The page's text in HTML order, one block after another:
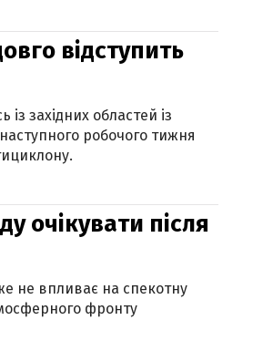
відступить
західних областей із
робочого тижня
очікувати після
не впливає на спекотну
фронту